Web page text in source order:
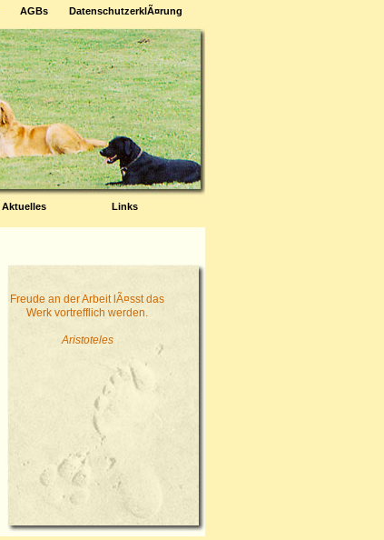
AGBs DatenschutzerklÃ¤rung
Aktuelles Links
Freude an der Arbeit lÃ¤sst das
Werk vortrefflich werden.
Aristoteles